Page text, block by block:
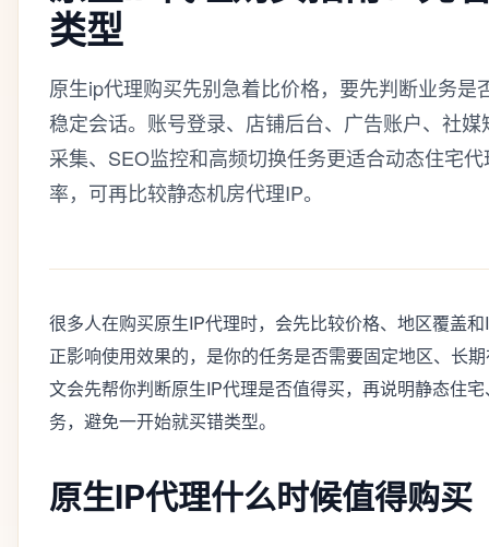
类型
原生ip代理购买先别急着比价格，要先判断业务
稳定会话。账号登录、店铺后台、广告账户、社
采集、SEO监控和高频切换任务更适合动态住宅
率，可再比较静态机房代理IP。
很多人在购买原生IP代理时，会先比较价格、地区覆盖
正影响使用效果的，是你的任务是否需要固定地区、长
文会先帮你判断原生IP代理是否值得买，再说明静态住
务，避免一开始就买错类型。
原生IP代理什么时候值得购买